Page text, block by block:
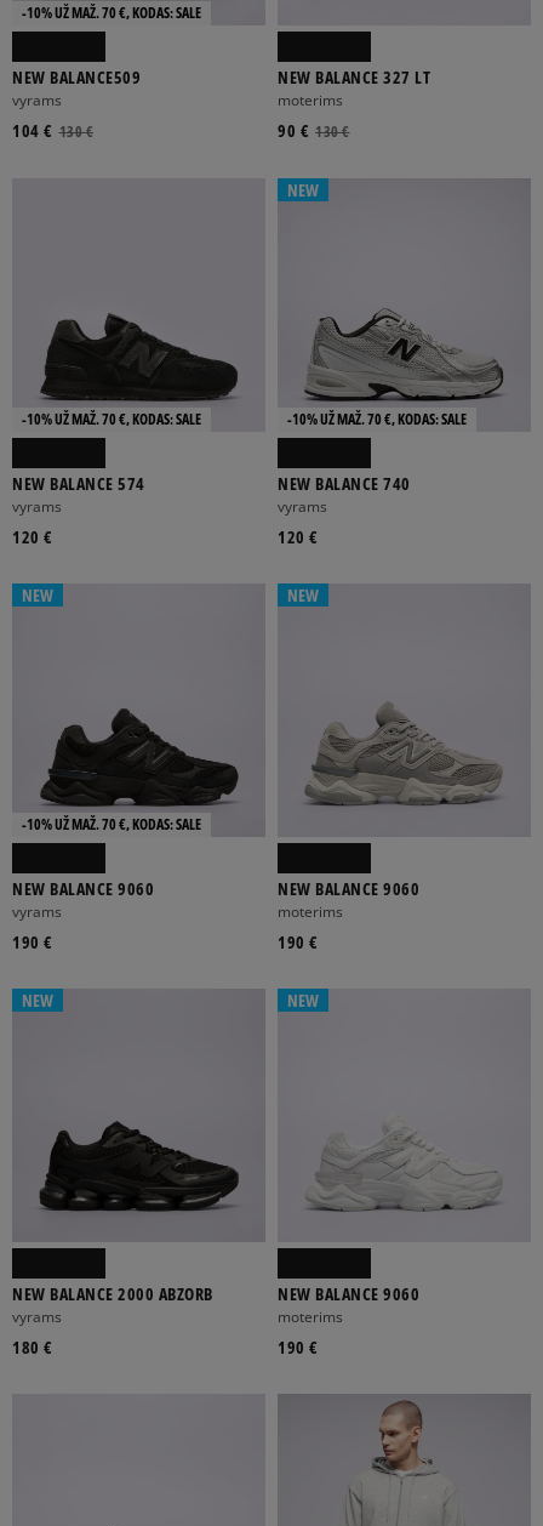
-10% UŽ MAŽ. 70 €, KODAS: SALE
NEW BALANCE509
vyrams
130 €
104 €
NEW BALANCE 327 LT
moterims
130 €
90 €
-10% UŽ MAŽ. 70 €, KODAS: SALE
NEW BALANCE 574
vyrams
120 €
NEW
-10% UŽ MAŽ. 70 €, KODAS: SALE
NEW BALANCE 740
vyrams
120 €
NEW
-10% UŽ MAŽ. 70 €, KODAS: SALE
NEW BALANCE 9060
vyrams
190 €
NEW
NEW BALANCE 9060
moterims
190 €
NEW
NEW BALANCE 2000 ABZORB
vyrams
180 €
NEW
NEW BALANCE 9060
moterims
190 €